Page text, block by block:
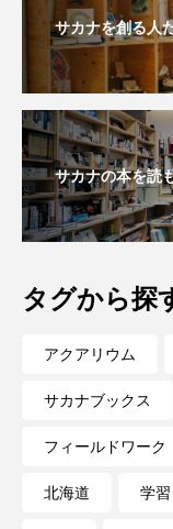
無脊椎動物
琵琶湖博物館
生きた化石
産卵 田ん
白身魚 相
磯遊び 神
私の好きなサカナ
絶滅種 繁殖
美容 群馬県
サカナを創る人
サカナの本を読
タグから探
アクアリウム
サカナブックス
フィールドワーク
北海道 学習